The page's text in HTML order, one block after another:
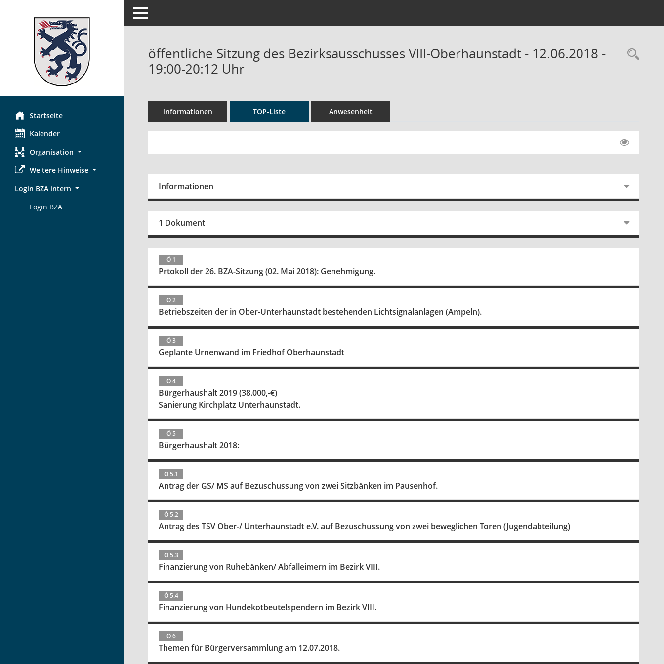
Startseite
Kalender
Organisation
Weitere Hinweise
Login BZA intern
Login BZA
Toggle navigation
öffentliche Sitzung des Bezirksausschusses VIII-Oberhaunstadt - 12.06.2018 -
19:00-20:12 Uhr
Informationen TOP-Liste Anwesenheit
Informationen
1 Dokument
Ö 1
Prtokoll der 26. BZA-Sitzung (02. Mai 2018): Genehmigung.
Ö 2
Betriebszeiten der in Ober-Unterhaunstadt bestehenden Lichtsignalanlagen (Ampeln).
Ö 3
Geplante Urnenwand im Friedhof Oberhaunstadt
Ö 4
Bürgerhaushalt 2019 (38.000,-€)
Sanierung Kirchplatz Unterhaunstadt.
Ö 5
Bürgerhaushalt 2018:
Ö 5.1
Antrag der GS/ MS auf Bezuschussung von zwei Sitzbänken im Pausenhof.
Ö 5.2
Antrag des TSV Ober-/ Unterhaunstadt e.V. auf Bezuschussung von zwei beweglichen Toren (Jugendabteilung)
Ö 5.3
Finanzierung von Ruhebänken/ Abfalleimern im Bezirk VIII.
Ö 5.4
Finanzierung von Hundekotbeutelspendern im Bezirk VIII.
Ö 6
Themen für Bürgerversammlung am 12.07.2018.